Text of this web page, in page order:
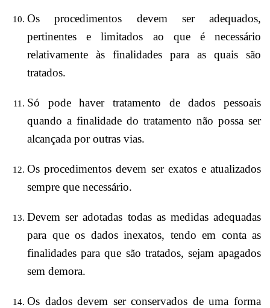
Os procedimentos devem ser adequados,
pertinentes e limitados ao que é necessário
relativamente às finalidades para as quais são
tratados.
Só pode haver tratamento de dados pessoais
quando a finalidade do tratamento não possa ser
alcançada por outras vias.
Os procedimentos devem ser exatos e atualizados
sempre que necessário.
Devem ser adotadas todas as medidas adequadas
para que os dados inexatos, tendo em conta as
finalidades para que são tratados, sejam apagados
sem demora.
Os dados devem ser conservados de uma forma